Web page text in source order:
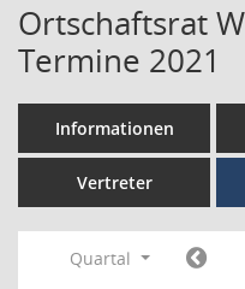
Ortschaftsrat
Termine 2021
Informationen
Vertreter
Quartal